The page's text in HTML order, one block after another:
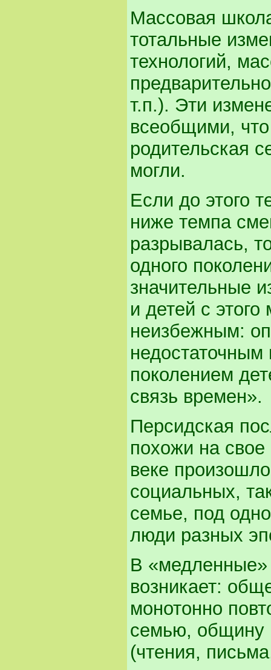
Массовая
тотальные
технологий,
т.п.). Эти
всеобщими, что
родительская
могли.
Если до этого
ниже темпа
разрывалась,
одного
значительные
и детей с
неизбежным:
недостаточным
поколением
связь времен».
Персидская
похожи на
веке
социальных,
семье, под
люди разных
В «медленные»
возникает:
монотонно
семью, общину
(чтения,